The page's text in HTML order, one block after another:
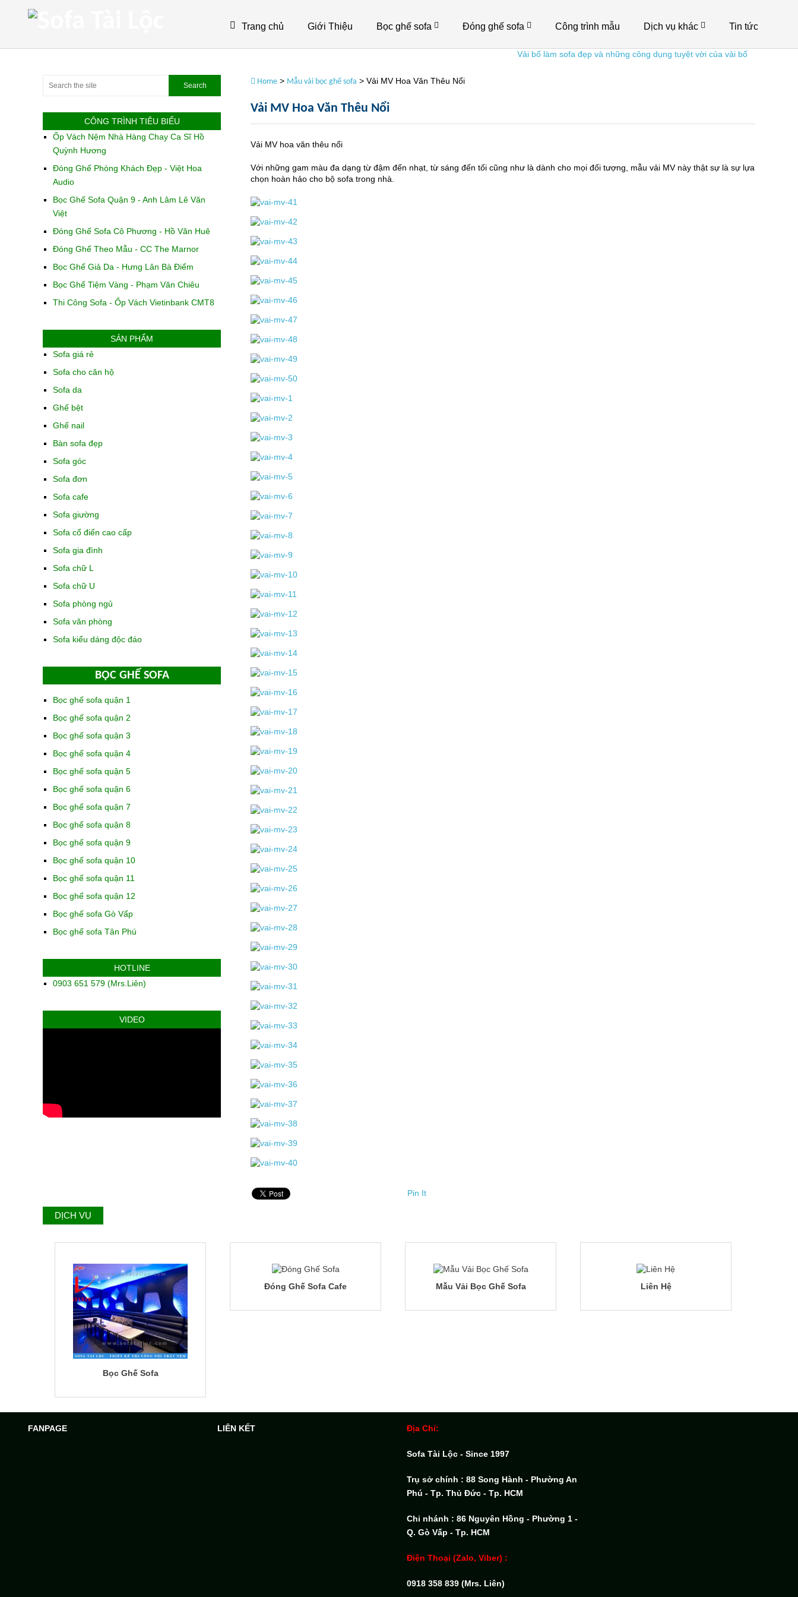
Trang chủ Giới Thiệu Bọc ghế sofa Đóng ghế sofa Công trình mẫu Dịch vụ khác Tin tức
Vải bố làm sofa đẹp và những công dụng tuyệt vời của vải bố
Home > Mẫu vải bọc ghế sofa >Vải MV Hoa Văn Thêu Nổi
Vải MV Hoa Văn Thêu Nổi
Vải MV hoa văn thêu nổi
Với những gam màu đa dạng từ đậm đến nhạt, từ sáng đến tối cũng như là dành cho mọi đối tượng, mẫu vải MV này thật sự là sự lựa
chọn hoàn hảo cho bộ sofa trong nhà.
Pin It
CÔNG TRÌNH TIÊU BIỂU
Ốp Vách Nệm Nhà Hàng Chay Ca Sĩ Hồ
Quỳnh Hương
Đóng Ghế Phòng Khách Đẹp - Việt Hoa
Audio
Bọc Ghế Sofa Quận 9 - Anh Lâm Lê Văn
Việt
Đóng Ghế Sofa Cô Phương - Hồ Văn Huê
Đóng Ghế Theo Mẫu - CC The Marnor
Bọc Ghế Giả Da - Hưng Lân Bà Điểm
Bọc Ghế Tiệm Vàng - Phạm Văn Chiêu
Thi Công Sofa - Ốp Vách Vietinbank CMT8
SẢN PHẨM
Sofa giá rẻ
Sofa cho căn hộ
Sofa da
Ghế bệt
Ghế nail
Bàn sofa đẹp
Sofa góc
Sofa đơn
Sofa cafe
Sofa giường
Sofa cổ điển cao cấp
Sofa gia đình
Sofa chữ L
Sofa chữ U
Sofa phòng ngủ
Sofa văn phòng
Sofa kiểu dáng độc đáo
BỌC GHẾ SOFA
Bọc ghế sofa quận 1
Bọc ghế sofa quận 2
Bọc ghế sofa quận 3
Bọc ghế sofa quận 4
Bọc ghế sofa quận 5
Bọc ghế sofa quận 6
Bọc ghế sofa quận 7
Bọc ghế sofa quận 8
Bọc ghế sofa quận 9
Bọc ghế sofa quận 10
Bọc ghế sofa quận 11
Bọc ghế sofa quận 12
Bọc ghế sofa Gò Vấp
Bọc ghế sofa Tân Phú
HOTLINE
0903 651 579 (Mrs.Liên)
VIDEO
DỊCH VỤ
Bọc Ghế Sofa
Đóng Ghế Sofa Cafe Mẫu Vải Bọc Ghế Sofa Liên Hệ
FANPAGE LIÊN KẾT Địa Chỉ:
Sofa Tài Lộc - Since 1997
Trụ sở chính : 88 Song Hành - Phường An
Phú - Tp. Thủ Đức - Tp. HCM
Chi nhánh : 86 Nguyên Hồng - Phường 1 -
Q. Gò Vấp - Tp. HCM
Điện Thoại (Zalo, Viber) :
0918 358 839 (Mrs. Liên)